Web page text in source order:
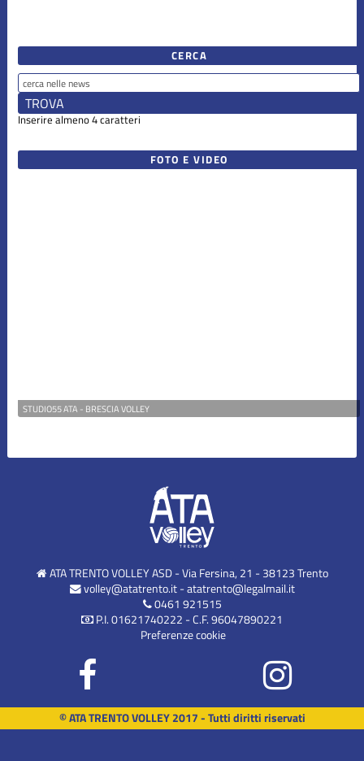
CERCA
Inserire almeno 4 caratteri
FOTO E VIDEO
STUDIO55 ATA - BRESCIA VOLLEY
ATA TRENTO VOLLEY ASD - Via Fersina, 21 - 38123 Trento
volley@atatrento.it-atatrento@legalmail.it
0461 921515
P.I. 01621740222 - C.F. 96047890221
Preferenze cookie
© ATA TRENTO VOLLEY 2017 - Tutti diritti riservati